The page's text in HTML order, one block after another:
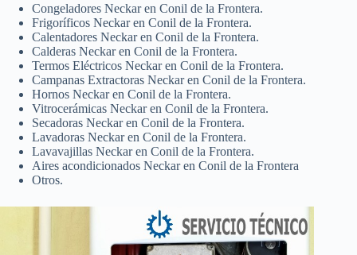
Congeladores Neckar en Conil de la Frontera.
Frigoríficos Neckar en Conil de la Frontera.
Calentadores Neckar en Conil de la Frontera.
Calderas Neckar en Conil de la Frontera.
Termos Eléctricos Neckar en Conil de la Frontera.
Campanas Extractoras Neckar en Conil de la Frontera.
Hornos Neckar en Conil de la Frontera.
Vitrocerámicas Neckar en Conil de la Frontera.
Secadoras Neckar en Conil de la Frontera.
Lavadoras Neckar en Conil de la Frontera.
Lavavajillas Neckar en Conil de la Frontera.
Aires acondicionados Neckar en Conil de la Frontera
Otros.